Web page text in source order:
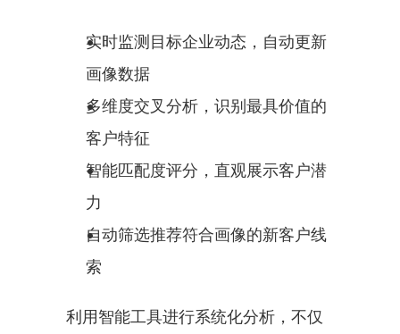
实时监测目标企业动态，自动更新
画像数据
多维度交叉分析，识别最具价值的
客户特征
智能匹配度评分，直观展示客户潜
力
自动筛选推荐符合画像的新客户线
索
利用智能工具进行系统化分析，不仅